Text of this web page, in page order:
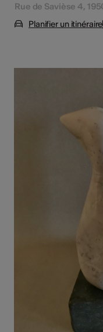
Rue de Savièse 4,
Planifier un itinéraire